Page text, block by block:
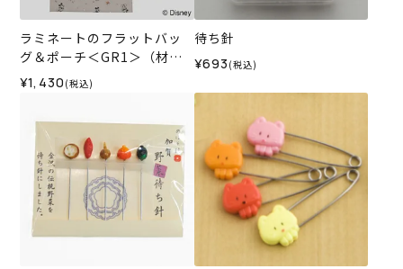
ラミネートのフラットバッ
グ＆ポーチ＜GR1＞（材料
セット）
¥1,430 (税込)
待ち針
¥693 (税込)